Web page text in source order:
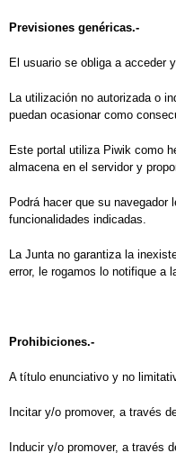
Previsiones genéricas.-
El usuario se obliga a acceder
La utilización no autorizada o
puedan ocasionar como
Este portal utiliza Piwik como
almacena en el servidor y
Podrá hacer que su
funcionalidades indicadas.
La Junta no garantiza la
error, le rogamos lo notifique a
Prohibiciones.-
A título enunciativo y no
Incitar y/o promover, a través
Inducir y/o promover, a través